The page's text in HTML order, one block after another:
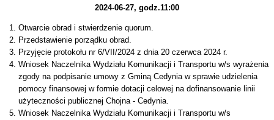
2024-06-27, godz.11:00
Otwarcie obrad i stwierdzenie quorum.
Przedstawienie porządku obrad.
Przyjęcie protokołu nr 6/VII/2024 z dnia 20 czerwca 2024 r.
Wniosek Naczelnika Wydziału Komunikacji i Transportu w/s wyrażenia
zgody na podpisanie umowy z Gminą Cedynia w sprawie udzielenia
pomocy finansowej w formie dotacji celowej na dofinansowanie linii
użyteczności publicznej Chojna - Cedynia.
Wniosek Naczelnika Wydziału Komunikacji i Transportu w/s